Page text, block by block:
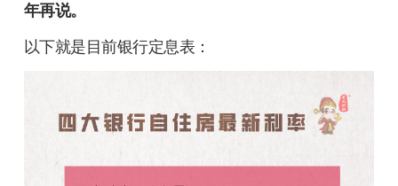
年再说。
以下就是目前银行定息表：